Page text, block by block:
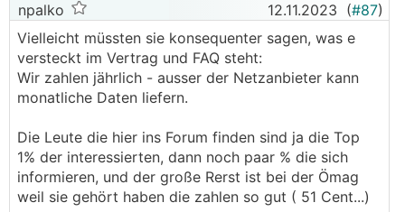
npalko 12.11.2023 (#87)
Vielleicht müssten sie konsequenter sagen, was e
versteckt im Vertrag und FAQ steht:
Wir zahlen jährlich - ausser der Netzanbieter kann
monatliche Daten liefern.
Die Leute die hier ins Forum finden sind ja die Top
1% der interessierten, dann noch paar % die sich
informieren, und der große Rerst ist bei der Ömag
weil sie gehört haben die zahlen so gut ( 51 Cent...)